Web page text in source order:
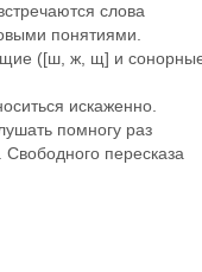
слова
понятиями.
([ш, ж, щ] и
искаженно.
помногу раз
пересказа